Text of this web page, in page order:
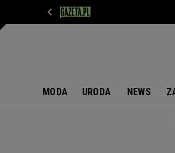
MODA URODA NEWS